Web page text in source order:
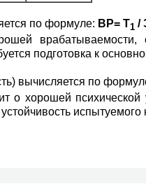
по формуле: ВР= Т1 /
подготовка к
вычисляется по
о хорошей